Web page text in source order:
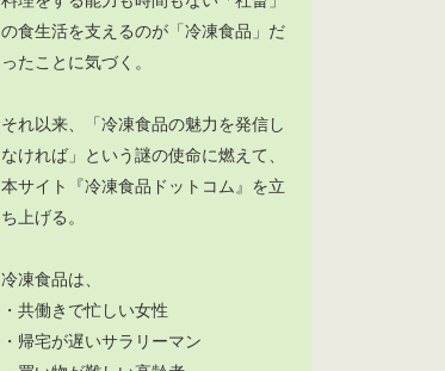
の食生活を支えるのが「冷凍食品」だ
ったことに気づく。
それ以来、「冷凍食品の魅力を発信し
なければ」という謎の使命に燃えて、
本サイト『冷凍食品ドットコム』を立
ち上げる。
冷凍食品は、
・共働きで忙しい女性
・帰宅が遅いサラリーマン